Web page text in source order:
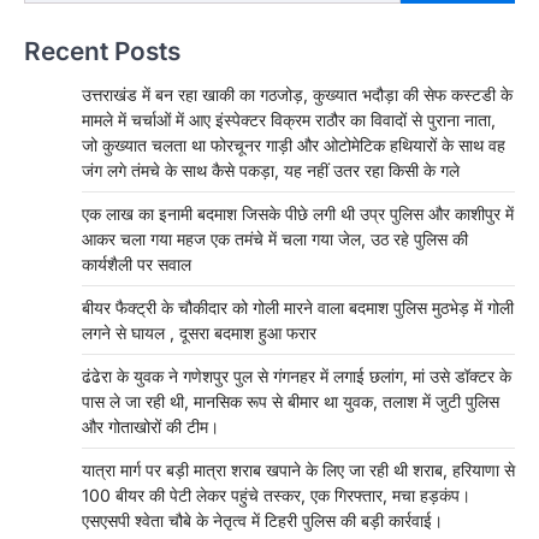
Recent Posts
उत्तराखंड में बन रहा खाकी का गठजोड़, कुख्यात भदौड़ा की सेफ कस्टडी के
मामले में चर्चाओं में आए इंस्पेक्टर विक्रम राठौर का विवादों से पुराना नाता,
जो कुख्यात चलता था फोरचूनर गाड़ी और ओटोमेटिक हथियारों के साथ वह
जंग लगे तंमचे के साथ कैसे पकड़ा, यह नहीं उतर रहा किसी के गले
एक लाख का इनामी बदमाश जिसके पीछे लगी थी उप्र पुलिस और काशीपुर में
आकर चला गया महज एक तमंचे में चला गया जेल, उठ रहे पुलिस की
कार्यशैली पर सवाल
बीयर फैक्ट्री के चौकीदार को गोली मारने वाला बदमाश पुलिस मुठभेड़ में गोली
लगने से घायल , दूसरा बदमाश हुआ फरार
ढंढेरा के युवक ने गणेशपुर पुल से गंगनहर में लगाई छलांग, मां उसे डॉक्टर के
पास ले जा रही थी, मानसिक रूप से बीमार था युवक, तलाश में जुटी पुलिस
और गोताखोरों की टीम।
यात्रा मार्ग पर बड़ी मात्रा शराब खपाने के लिए जा रही थी शराब, हरियाणा से
100 बीयर की पेटी लेकर पहुंचे तस्कर, एक गिरफ्तार, मचा हड़कंप।
एसएसपी श्वेता चौबे के नेतृत्व में टिहरी पुलिस की बड़ी कार्रवाई।